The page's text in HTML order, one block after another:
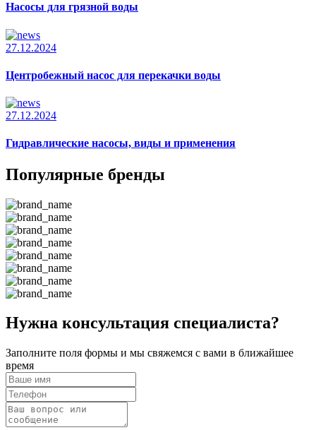
Насосы для грязной воды
27.12.2024
Центробежный насос для перекачки воды
27.12.2024
Гидравлические насосы, виды и применения
Популярные бренды
Нужна консультация специалиста?
Заполните поля формы и мы свяжемся с вами в ближайшее
время